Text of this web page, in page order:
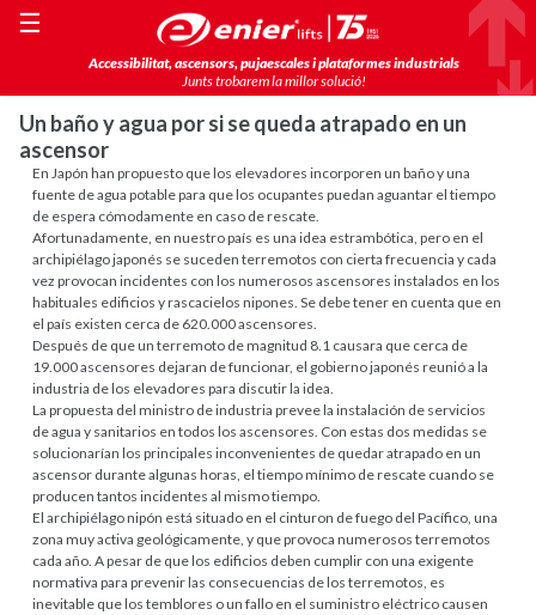
Accessibilitat, ascensors, pujaescales i plataformes industrials
Junts trobarem la millor solució!
☰
Un baño y agua por si se queda atrapado en un
ascensor
En Japón han propuesto que los elevadores incorporen un baño y una
fuente de agua potable para que los ocupantes puedan aguantar el tiempo
de espera cómodamente en caso de rescate.
Afortunadamente, en nuestro país es una idea estrambótica, pero en el
archipiélago japonés se suceden terremotos con cierta frecuencia y cada
vez provocan incidentes con los numerosos ascensores instalados en los
habituales edificios y rascacielos nipones. Se debe tener en cuenta que en
el país existen cerca de 620.000 ascensores.
Después de que un terremoto de magnitud 8.1 causara que cerca de
19.000 ascensores dejaran de funcionar, el gobierno japonés reunió a la
industria de los elevadores para discutir la idea.
La propuesta del ministro de industria prevee la instalación de servicios
de agua y sanitarios en todos los ascensores. Con estas dos medidas se
solucionarían los principales inconvenientes de quedar atrapado en un
ascensor durante algunas horas, el tiempo mínimo de rescate cuando se
producen tantos incidentes al mismo tiempo.
El archipiélago nipón está situado en el cinturon de fuego del Pacífico, una
zona muy activa geológicamente, y que provoca numerosos terremotos
cada año. A pesar de que los edificios deben cumplir con una exigente
normativa para prevenir las consecuencias de los terremotos, es
inevitable que los temblores o un fallo en el suministro eléctrico causen